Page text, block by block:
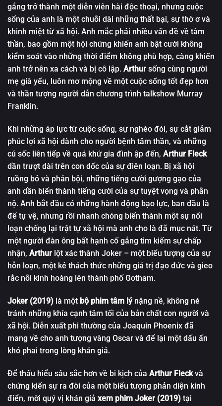
gắng trở thành một diễn viên hài độc thoại, nhưng cuộc
sống của anh là một chuỗi dài những thất bại, sự thờ ơ và
khinh miệt từ xã hội. Anh mắc phải nhiều vấn đề về tâm
thần, bao gồm một hội chứng khiến anh bật cười không
kiểm soát vào những thời điểm không phù hợp, càng khiến
anh trở nên xa cách và bị cô lập. Arthur sống cùng người
mẹ già yếu, luôn mơ mộng về một cuộc sống tốt đẹp hơn
và thần tượng người dẫn chương trình talkshow Murray
Franklin.
Khi những áp lực từ cuộc sống, sự nghèo đói, sự cắt giảm
phúc lợi xã hội dành cho người bệnh tâm thần, và những
cú sốc liên tiếp về quá khứ gia đình ập đến, Arthur Fleck
dần trượt dài trên con dốc của sự điên loạn. Bị xã hội
ruồng bỏ và phản bội, những tiếng cười gượng gạo của
anh dần biến thành tiếng cười của sự tuyệt vọng và phẫn
nộ. Anh bắt đầu có những hành động bạo lực, ban đầu là
để tự vệ, nhưng rồi nhanh chóng biến thành một sự nổi
loạn chống lại trật tự xã hội mà anh cho là đã mục nát. Từ
một người đàn ông bất hạnh cố gắng tìm kiếm sự chấp
nhận, Arthur lột xác thành Joker – một biểu tượng của sự
hỗn loạn, một kẻ thách thức những giá trị đạo đức và gieo
rắc nỗi kinh hoàng lên thành phố Gotham.
Joker (2019) là một bộ phim tâm lýnặng nề, không né
tránh những khía cạnh tăm tối của bản chất con người và
xã hội. Diễn xuất phi thường của Joaquin Phoenix đã
mang về cho anh tượng vàng Oscar và để lại một dấu ấn
khó phai trong lòng khán giả.
Để thấu hiểu sâu sắc hơn về bi kịch của Arthur Fleckvà
chứng kiến sự ra đời của một biểu tượng phản diện kinh
điển, mời quý vị khán giả xem phim Joker (2019) tại